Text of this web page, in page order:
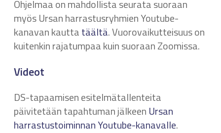
Ohjelmaa on mahdollista seurata suoraan
myös Ursan harrastusryhmien Youtube-
kanavan kauttatäältä. Vuorovaikutteisuus on
kuitenkin rajatumpaa kuin suoraan Zoomissa.
Videot
DS-tapaamisen esitelmätallenteita
päivitetään tapahtuman jälkeen Ursan
harrastustoiminnan Youtube-kanavalle.